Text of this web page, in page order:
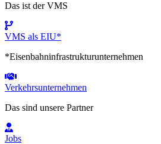
Das ist der VMS
VMS als EIU*
*Eisenbahninfrastrukturunternehmen
Verkehrsunternehmen
Das sind unsere Partner
Jobs